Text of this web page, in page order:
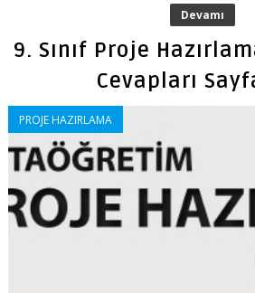
Devamı
9. Sınıf Proje
Cevapları
PROJE HAZIRLAMA